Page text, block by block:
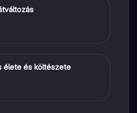
élete és költészete